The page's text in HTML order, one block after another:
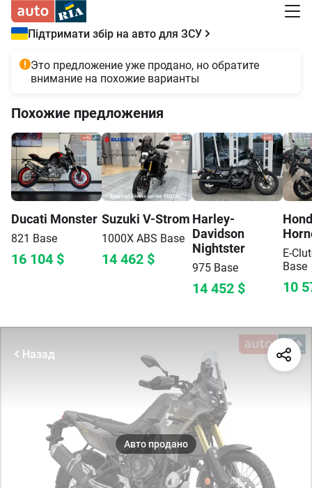
Підтримати збір на авто для ЗСУ
Это предложение уже продано, но обратите
внимание на похожие варианты
Похожие предложения
Ducati Monster
821 Base
16 104 $
Suzuki V-Strom
1000X ABS Base
14 462 $
Harley-
Davidson
Nightster
975 Base
14 452 $
E-
Base
10
Назад